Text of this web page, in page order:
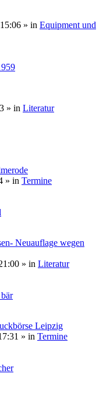
» in Equipment und
» in Literatur
» in Termine
Neuauflage wegen
» in Literatur
Leipzig
» in Termine